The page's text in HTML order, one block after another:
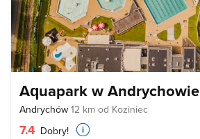
Aquapark w Andrychowie
Andrychów 12 km od Koziniec
7.4 Dobry!